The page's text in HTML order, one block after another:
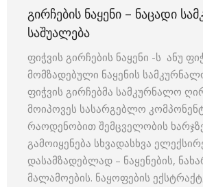
ᲒᲘᲠᲩᲔᲑᲘᲡ ᲜᲐᲧᲔᲜᲘ – ᲜᲐᲪᲐᲓᲘ
ᲡᲐᲨᲣᲐᲚᲔᲑᲐ
ფიჭვის გირჩების ნაყენი -ს ანუ
მომზადებული ნაყენის
ფიჭვის გირჩებმა სამკურნალო
მოიპოვეს სასარგებლო
რაოდენობით შემცველობის
გამოიყენება სხვადასხვა
დასამზადებლად – ნაყენების,
მალამოების. ნაყოფების